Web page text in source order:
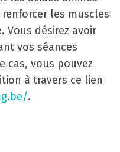
les muscles
Vous désirez avoir
vos séances
cas, vous pouvez
à travers ce lien
.